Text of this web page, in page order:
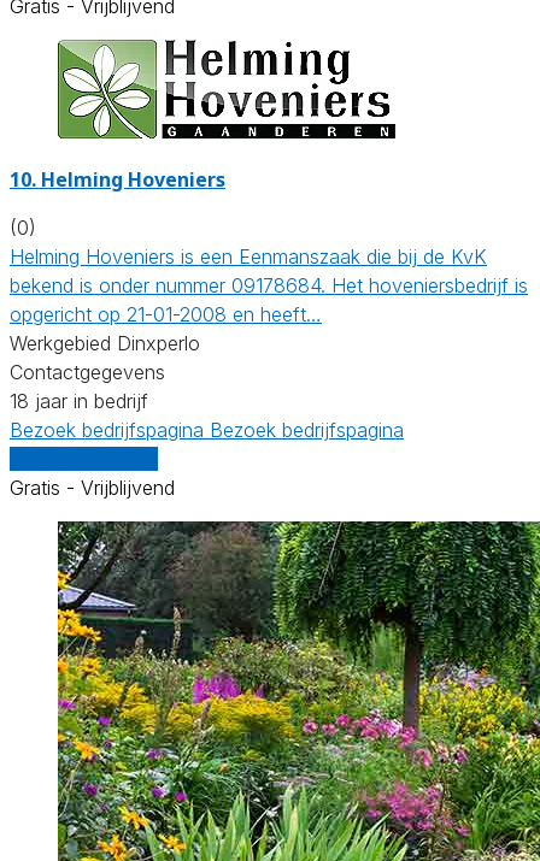
Gratis - Vrijblijvend
10. Helming Hoveniers
(0)
Helming Hoveniers is een Eenmanszaak die bij de KvK
bekend is onder nummer 09178684. Het hoveniersbedrijf is
opgericht op 21-01-2008 en heeft…
Werkgebied Dinxperlo
Contactgegevens
18 jaar in bedrijf
Bezoek bedrijfspagina Bezoek bedrijfspagina
Gratis - Vrijblijvend